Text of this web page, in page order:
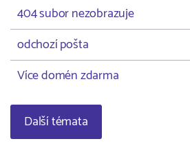
404 subor nezobrazuje
odchozí pošta
Více domén zdarma
Další témata